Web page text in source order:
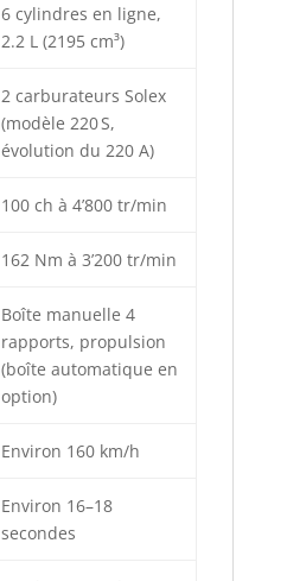
6 cylindres en ligne,
2.2 L (2195 cm³)
2 carburateurs Solex
(modèle 220 S,
évolution du 220 A)
100 ch à 4’800 tr/min
162 Nm à 3’200 tr/min
Boîte manuelle 4
rapports, propulsion
(boîte automatique en
option)
Environ 160 km/h
Environ 16–18
secondes